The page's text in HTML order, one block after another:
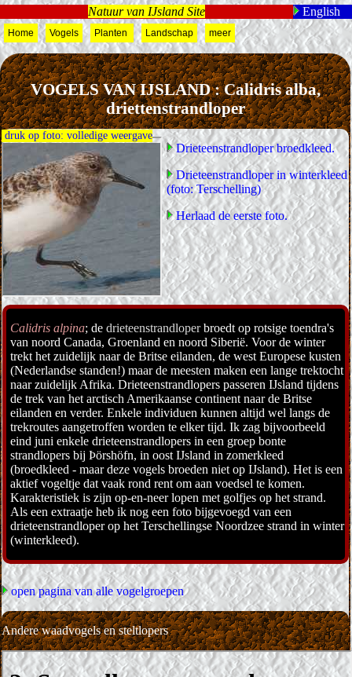
VOGELS VAN IJSLAND : Calidris alba,
driettenstrandloper
Calidris alpina; de drieteenstrandloperbroedt op rotsige toendra's
van noord Canada, Groenland en noord Siberië. Voor de winter
trekt het zuidelijk naar de Britse eilanden, de west Europese kusten
(Nederlandse standen!) maar de meesten maken een lange trektocht
naar zuidelijk Afrika. Drieteenstrandlopers passeren IJsland tijdens
de trek van het arctisch Amerikaanse continent naar de Britse
eilanden en verder. Enkele individuen kunnen altijd wel langs de
trekroutes aangetroffen worden te elker tijd. Ik zag bijvoorbeeld
eind juni enkele drieteenstrandlopers in een groep bonte
strandlopers bij Þörshöfn, in oost IJsland in zomerkleed
(broedkleed - maar deze vogels broeden niet op IJsland). Het is een
aktief vogeltje dat vaak rond rent om aan voedsel te komen.
Karakteristiek is zijn op-en-neer lopen met golfjes op het strand.
Als een extraatje heb ik nog een foto bijgevoegd van een
drieteenstrandloper op het Terschellingse Noordzee strand in winter
(winterkleed).
open pagina van alle vogelgroepen
Andere waadvogels en steltlopers
druk op foto: volledige weergave
Drieteenstrandloper broedkleed.
Drieteenstrandloper in winterkleed
(foto: Terschelling)
Herlaad de eerste foto.
Natuur van IJsland Site English
Home Vogels Planten Landschap meer